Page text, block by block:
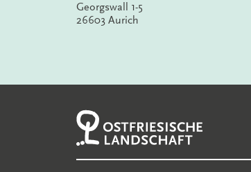
Georgswall 1-5
26603 Aurich